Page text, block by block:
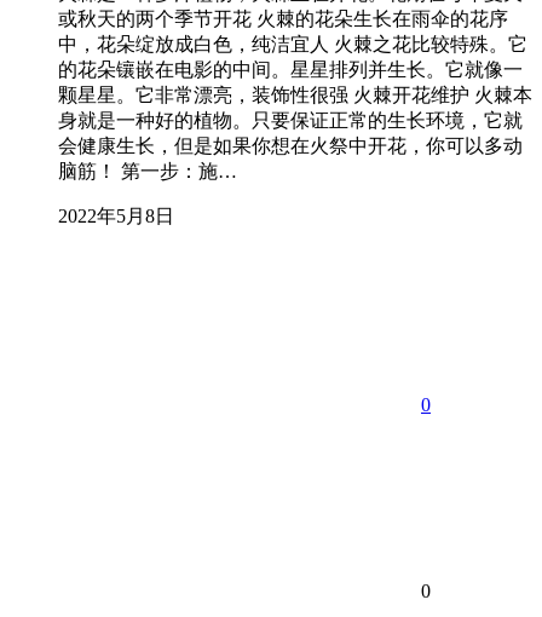
或秋天的两个季节开花 火棘的花朵生长在雨伞的花序
中，花朵绽放成白色，纯洁宜人 火棘之花比较特殊。它
的花朵镶嵌在电影的中间。星星排列并生长。它就像一
颗星星。它非常漂亮，装饰性很强 火棘开花维护 火棘本
身就是一种好的植物。只要保证正常的生长环境，它就
会健康生长，但是如果你想在火祭中开花，你可以多动
脑筋！ 第一步：施…
2022年5月8日
0
0